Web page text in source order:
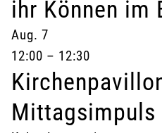
ihr Können im
Aug. 7
12:00 – 12:30
Mittagsimpuls